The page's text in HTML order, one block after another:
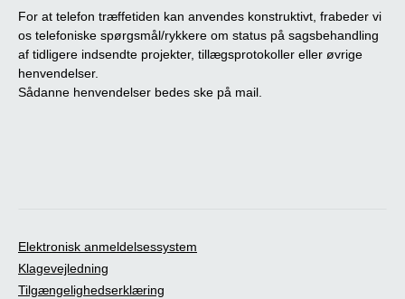
For at telefon træffetiden kan anvendes konstruktivt, frabeder vi
os telefoniske spørgsmål/rykkere om status på sagsbehandling
af tidligere indsendte projekter, tillægsprotokoller eller øvrige
henvendelser.
Sådanne henvendelser bedes ske på mail.
Elektronisk anmeldelsessystem
Klagevejledning
Tilgængelighedserklæring